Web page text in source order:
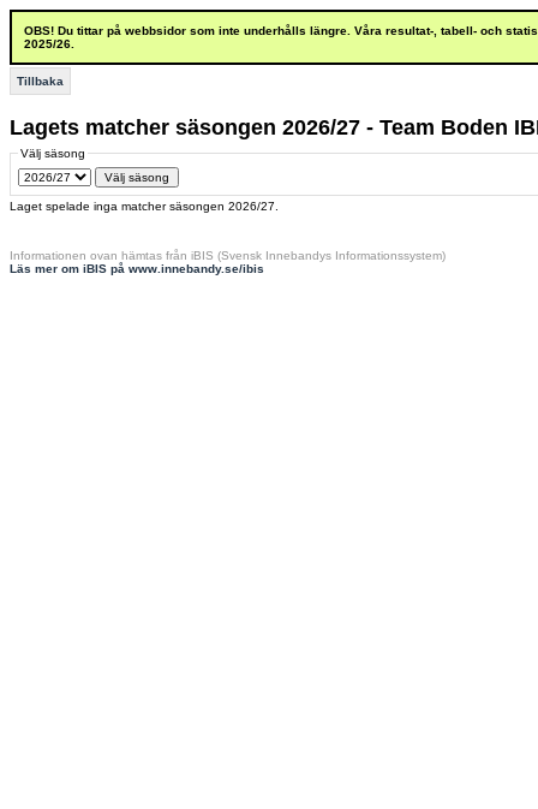
OBS! Du tittar på webbsidor som inte underhålls längre. Våra resultat-, tabell- och
2025/26.
Tillbaka
Lagets matcher säsongen 2026/27 - Team Boden
Välj säsong
Laget spelade inga matcher säsongen 2026/27.
Informationen ovan hämtas från iBIS (Svensk Innebandys Informationssystem)
Läs mer om iBIS på www.innebandy.se/ibis